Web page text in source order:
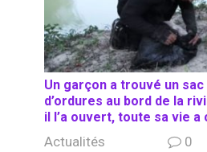
Un garçon a trouvé un sac
d’ordures au bord de la
il l’a ouvert, toute sa vie a
Actualités 0